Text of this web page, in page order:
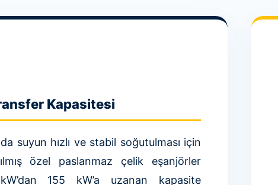
Kapasitesi
suyun hızlı ve stabil soğutulması için
özel paslanmaz çelik eşanjörler
155 kW’a uzanan kapasite